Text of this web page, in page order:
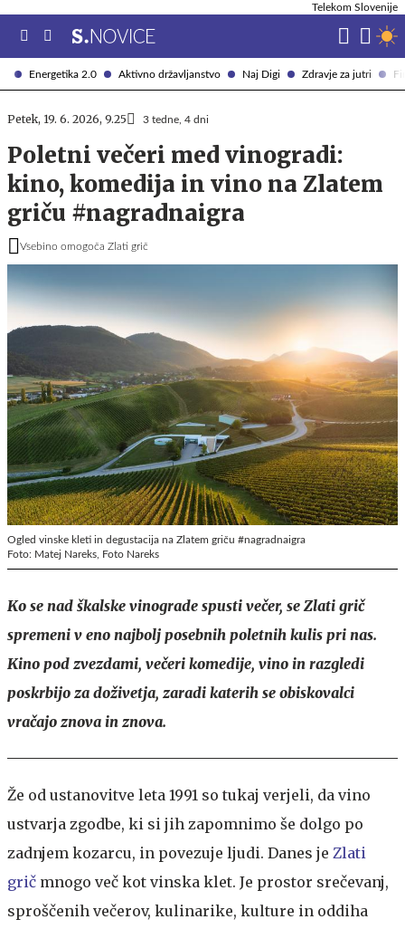
Energetika 2.0 Aktivno državljanstvo Naj Digi Zdravje za jutri
Telekom Slovenije
Petek, 19. 6. 2026, 9.25 3 tedne, 4 dni
Poletni večeri med vinogradi:
kino, komedija in vino na Zlatem
griču #nagradnaigra
Vsebino omogoča Zlati grič
Ogled vinske kleti in degustacija na Zlatem griču #nagradnaigra
Foto: Matej Nareks, Foto Nareks
Ko se nad škalske vinograde spusti večer, se Zlati grič
spremeni v eno najbolj posebnih poletnih kulis pri nas.
Kino pod zvezdami, večeri komedije, vino in razgledi
poskrbijo za doživetja, zaradi katerih se obiskovalci
vračajo znova in znova.
Že od ustanovitve leta 1991 so tukaj verjeli, da vino
ustvarja zgodbe, ki si jih zapomnimo še dolgo po
zadnjem kozarcu, in povezuje ljudi. Danes je Zlati
grič mnogo več kot vinska klet. Je prostor srečevanj,
sproščenih večerov, kulinarike, kulture in oddiha